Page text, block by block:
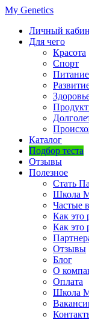
My Genetics
Личный
Для чего
Красота
Спорт
Питание
Каталог
Подбор теста
Отзывы
Полезное
Стать
Школа
Частые
Как это
Как это
Отзывы
Блог
О
Оплата
Школа